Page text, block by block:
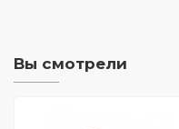
Вы смотрели